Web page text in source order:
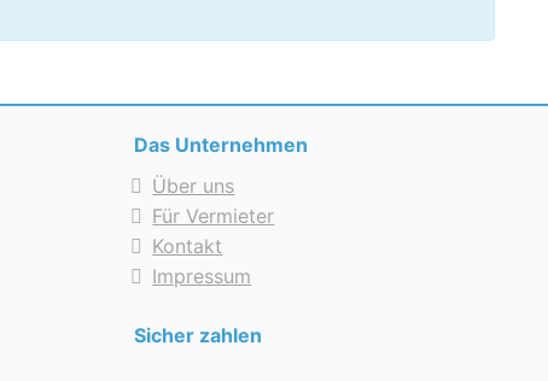
Das Unternehmen
Über uns
Für Vermieter
Kontakt
Impressum
Sicher zahlen